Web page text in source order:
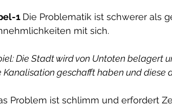
1 Die Problematik ist schwerer als
mit sich.
Die Stadt wird von Untoten belagert
Kanalisation geschafft haben und diese
Problem ist schlimm und erfordert